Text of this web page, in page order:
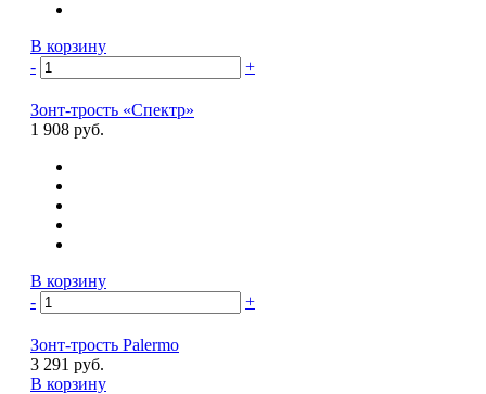
В корзину
-
+
Зонт-трость «Спектр»
1 908 руб.
В корзину
-
+
Зонт-трость Palermo
3 291 руб.
В корзину